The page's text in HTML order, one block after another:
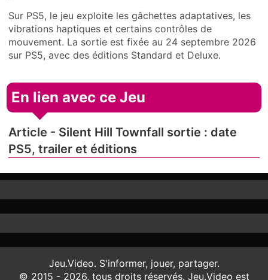
Sur PS5, le jeu exploite les gâchettes adaptatives, les
vibrations haptiques et certains contrôles de
mouvement. La sortie est fixée au 24 septembre 2026
sur PS5, avec des éditions Standard et Deluxe.
En lien avec ce Jeu
Article - Silent Hill Townfall sortie : date
PS5, trailer et éditions
Jeu.Video. S'informer, jouer, partager.
© 2015 - 2026, tous droits réservés. Jeu.Video est